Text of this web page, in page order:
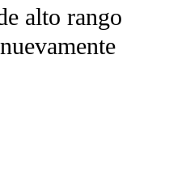
alto rango